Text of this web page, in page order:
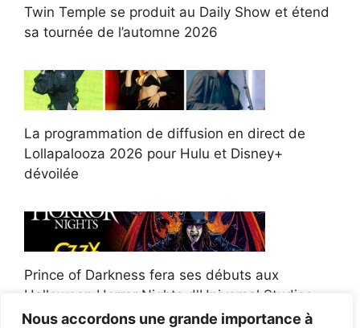
Nous accordons une grande importance à
Twin Temple se produit au Daily Show et étend
sa tournée de l’automne 2026
La programmation de diffusion en direct de
Lollapalooza 2026 pour Hulu et Disney+
dévoilée
Prince of Darkness fera ses débuts aux
Halloween Horror Nights d'Universal Studios